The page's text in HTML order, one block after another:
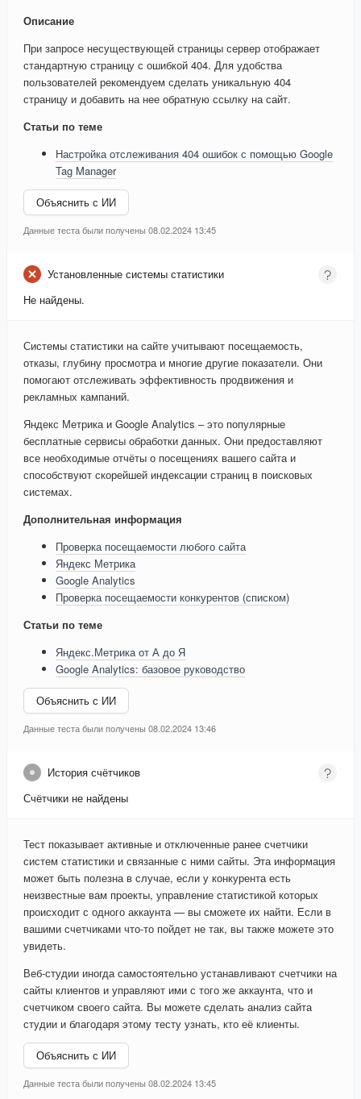
Описание
При запросе несуществующей страницы сервер отображает
стандартную страницу с ошибкой 404. Для удобства
пользователей рекомендуем сделать уникальную 404
страницу и добавить на нее обратную ссылку на сайт.
Статьи по теме
Настройка отслеживания 404 ошибок с помощью Google
Tag Manager
Объяснить с ИИ
Данные теста были получены 08.02.2024 13:45
Установленные системы статистики
Не найдены.
Системы статистики на сайте учитывают посещаемость,
отказы, глубину просмотра и многие другие показатели. Они
помогают отслеживать эффективность продвижения и
рекламных кампаний.
Яндекс Метрика и Google Analytics – это популярные
бесплатные сервисы обработки данных. Они предоставляют
все необходимые отчёты о посещениях вашего сайта и
способствуют скорейшей индексации страниц в поисковых
системах.
Дополнительная информация
Проверка посещаемости любого сайта
Яндекс Метрика
Google Analytics
Проверка посещаемости конкурентов (списком)
Статьи по теме
Яндекс.Метрика от А до Я
Google Analytics: базовое руководство
Объяснить с ИИ
Данные теста были получены 08.02.2024 13:46
История счётчиков
Счётчики не найдены
Тест показывает активные и отключенные ранее счетчики
систем статистики и связанные с ними сайты. Эта информация
может быть полезна в случае, если у конкурента есть
неизвестные вам проекты, управление статистикой которых
происходит с одного аккаунта — вы сможете их найти. Если в
вашими счетчиками что-то пойдет не так, вы также можете это
увидеть.
Веб-студии иногда самостоятельно устанавливают счетчики на
сайты клиентов и управляют ими с того же аккаунта, что и
счетчиком своего сайта. Вы можете сделать анализ сайта
студии и благодаря этому тесту узнать, кто её клиенты.
Объяснить с ИИ
Данные теста были получены 08.02.2024 13:45